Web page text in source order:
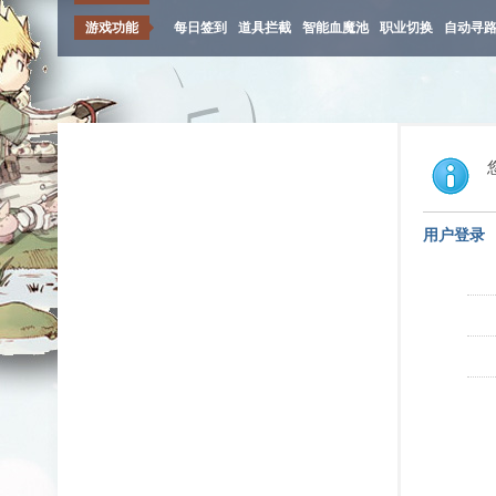
游戏功能 每日签到 道具拦截 智能血魔池 职业切换 自动寻路
用户登录